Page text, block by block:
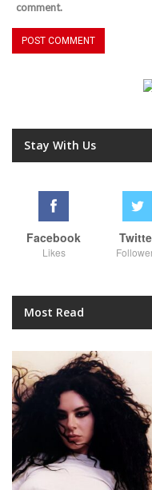
comment.
Stay With Us
Facebook
Likes
Most Read